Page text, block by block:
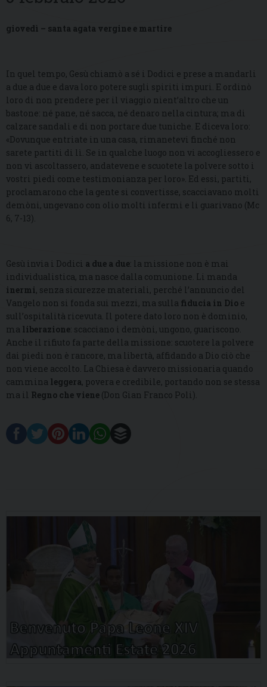
giovedì – santa agata vergine e martire
In quel tempo, Gesù chiamò a sé i Dodici e prese a mandarli
a due a due e dava loro potere sugli spiriti impuri. E ordinò
loro di non prendere per il viaggio nient’altro che un
bastone: né pane, né sacca, né denaro nella cintura; ma di
calzare sandali e di non portare due tuniche. E diceva loro:
«Dovunque entriate in una casa, rimanetevi finché non
sarete partiti di lì. Se in qualche luogo non vi accogliessero e
non vi ascoltassero, andatevene e scuotete la polvere sotto i
vostri piedi come testimonianza per loro». Ed essi, partiti,
proclamarono che la gente si convertisse, scacciavano molti
demòni, ungevano con olio molti infermi e li guarivano (Mc
6, 7-13).
Gesù invia i Dodici a due a due: la missione non è mai
individualistica, ma nasce dalla comunione. Li manda
inermi, senza sicurezze materiali, perché l’annuncio del
Vangelo non si fonda sui mezzi, ma sulla fiducia in Dio e
sull’ospitalità ricevuta. Il potere dato loro non è dominio,
ma liberazione: scacciano i demòni, ungono, guariscono.
Anche il rifiuto fa parte della missione: scuotere la polvere
dai piedi non è rancore, ma libertà, affidando a Dio ciò che
non viene accolto. La Chiesa è davvero missionaria quando
cammina leggera, povera e credibile, portando non se stessa
ma il Regno che viene (Don Gian Franco Poli).